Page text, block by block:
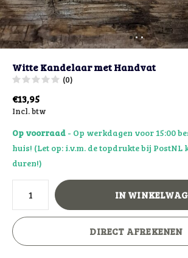
Witte Kandelaar met Handvat
(0)
€13,95
Incl. btw
Op voorraad - Op werkdagen voor 15:00
huis! (Let op: i.v.m. de topdrukte bij
duren!)
IN
DIRECT AFREKENEN